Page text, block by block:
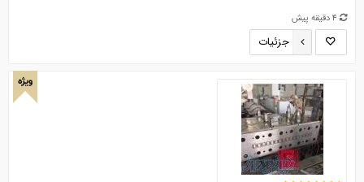
4 دقیقه پیش
جزئیات
ویژه